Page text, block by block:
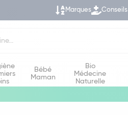
Marques Conseils
Bébé
Maman
Bio
Médecine
Naturelle